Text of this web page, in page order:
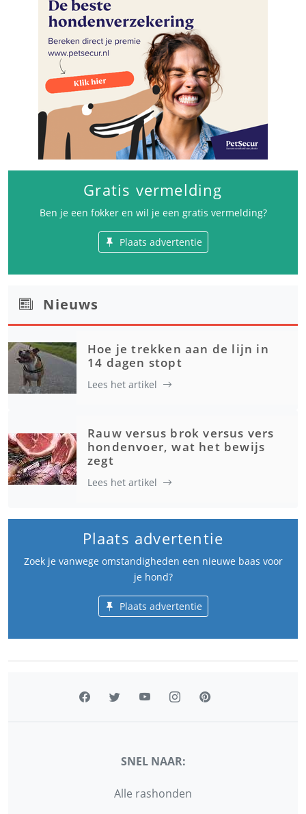
Gratis vermelding
Ben je een fokker en wil je een gratis vermelding?
Plaats advertentie
Nieuws
Hoe je trekken aan de lijn in
14 dagen stopt
Lees het artikel
Rauw versus brok versus vers
hondenvoer, wat het bewijs
zegt
Lees het artikel
Plaats advertentie
Zoek je vanwege omstandigheden een nieuwe baas voor
je hond?
Plaats advertentie
SNEL NAAR:
Alle rashonden